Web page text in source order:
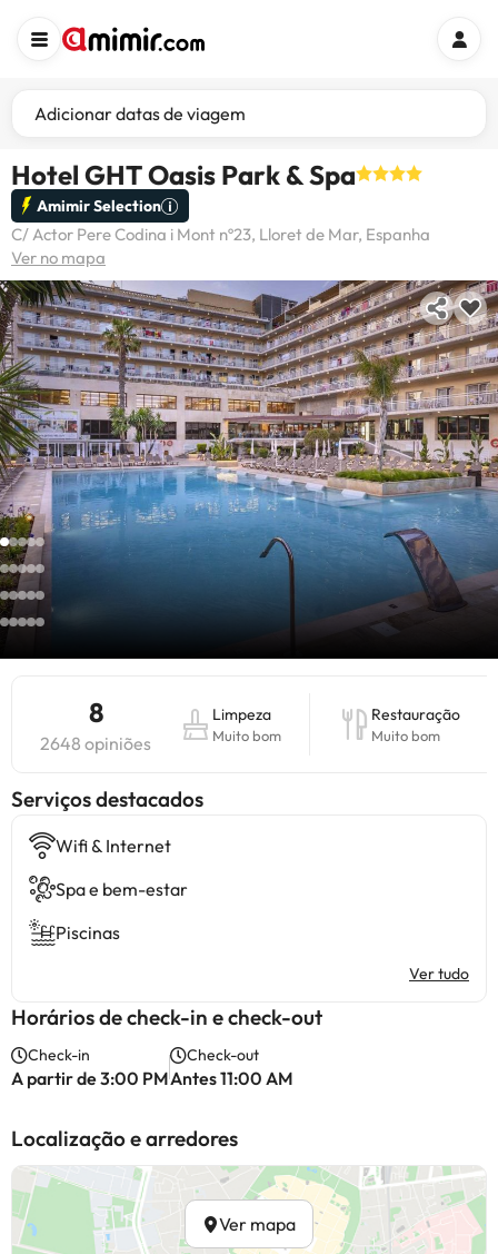
Adicionar datas de viagem
Hotel GHT Oasis Park & Spa
Amimir Selection
C/ Actor Pere Codina i Mont nº23, Lloret de Mar, Espanha
Ver no mapa
8
2648 opiniões
Limpeza
Muito bom
Restauração
Muito bom
Serviços destacados
Wifi & Internet
Spa e bem-estar
Piscinas
Ver tudo
Horários de check-in e check-out
Check-in
A partir de 3:00 PM
Check-out
Antes 11:00 AM
Localização e arredores
Ver mapa